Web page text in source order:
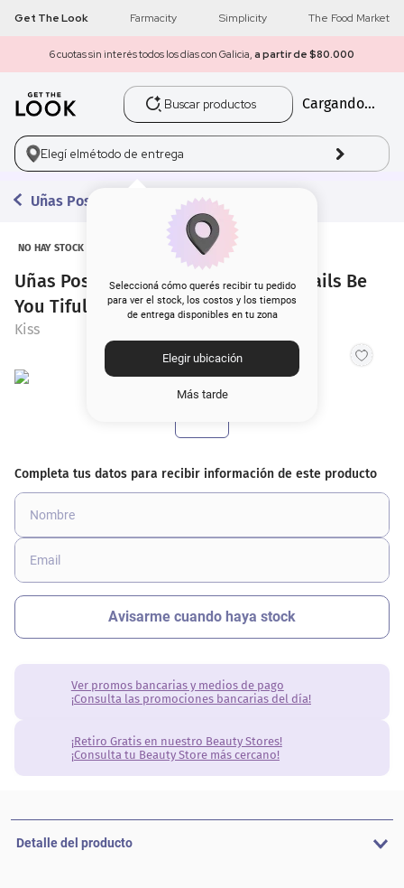
Get The Look Farmacity Simplicity The Food Market
6 cuotas sin interés todos los días con Galicia, a partir de $80.000
Buscar productos
Cargando...
Elegí elmétodo de entrega
Seleccioná cómo querés recibir tu pedido
para ver el stock, los costos y los tiempos
de entrega disponibles en tu zona
Elegir ubicación
Más tarde
Uñas Postizas
NO HAY STOCK
Uñas Postizas Glue On Kiss Classy Nails Be
You Tiful
Kiss
Ver promos bancarias y medios de pago
¡Consulta las promociones bancarias del día!
¡Retiro Gratis en nuestro Beauty Stores!
¡Consulta tu Beauty Store más cercano!
Detalle del producto
1 get the look
2 máscara pestañas
3. loreal
5 corrector
10. nyx